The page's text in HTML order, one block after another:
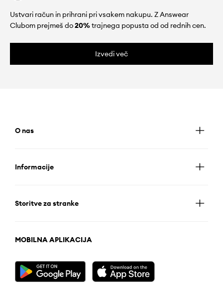
Ustvari račun in prihrani pri vsakem nakupu. Z Answear
Clubom prejmeš do20%trajnega popusta od od rednih cen.
Izvedi več
O nas
Informacije
Storitve za stranke
MOBILNA APLIKACIJA